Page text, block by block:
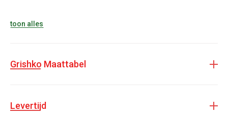
toon alles
Grishko Maattabel
Levertijd